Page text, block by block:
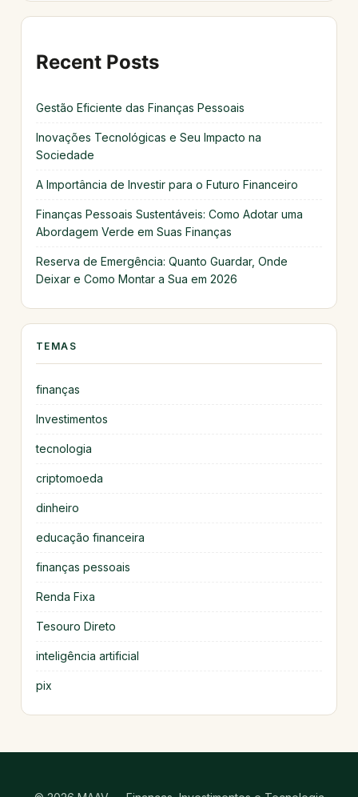
Recent Posts
Gestão Eficiente das Finanças Pessoais
Inovações Tecnológicas e Seu Impacto na
Sociedade
A Importância de Investir para o Futuro Financeiro
Finanças Pessoais Sustentáveis: Como Adotar uma
Abordagem Verde em Suas Finanças
Reserva de Emergência: Quanto Guardar, Onde
Deixar e Como Montar a Sua em 2026
TEMAS
finanças
Investimentos
tecnologia
criptomoeda
dinheiro
educação financeira
finanças pessoais
Renda Fixa
Tesouro Direto
inteligência artificial
pix